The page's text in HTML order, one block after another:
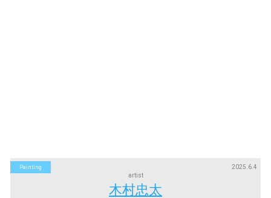
Painting
2025.6.4
artist
木村忠太